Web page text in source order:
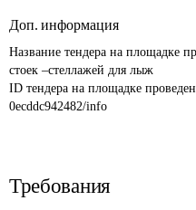
Доп. информация
Название тендера на площадке
стоек –стеллажей для лыж
ID тендера на площадке
0ecddc942482/info
Требования